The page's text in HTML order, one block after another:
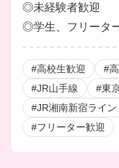
◎未経験者歓迎
◎学生、フリータ
#高校生歓迎 #
#JR山手線
#東
#JR湘南新宿ライン
#フリーター歓迎